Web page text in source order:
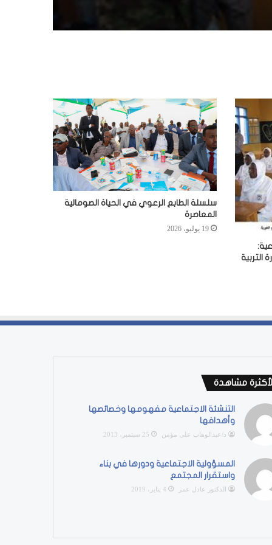
سلسلة الطابع الرعوي في الحياة الصومالية
المعاصرة
19 يوليو، 2026
مشاهدة
التنشئة الاجتماعية مفهومها وخصائصها
وأهدافها
د/عبدالوهاب على مؤمن 25 سبتمبر، 2013
المسؤولية الاجتماعية ودورها في بناء
واستقرار المجتمع
الدكتور عادل عمر 4 يناير، 2019